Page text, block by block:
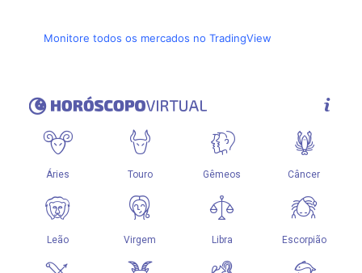
Monitore todos os mercados no TradingView